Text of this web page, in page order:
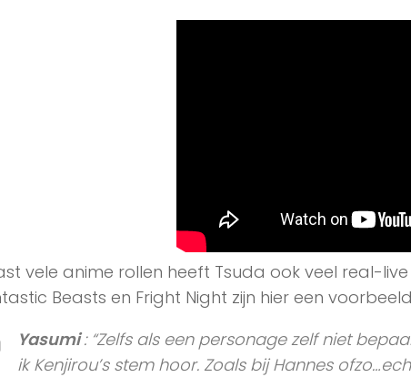
vele anime rollen heeft Tsuda ook veel real-
Beasts en Fright Night zijn hier een
Yasumi: “Zelfs als een personage zelf niet
ik Kenjirou’s stem hoor. Zoals bij Hannes